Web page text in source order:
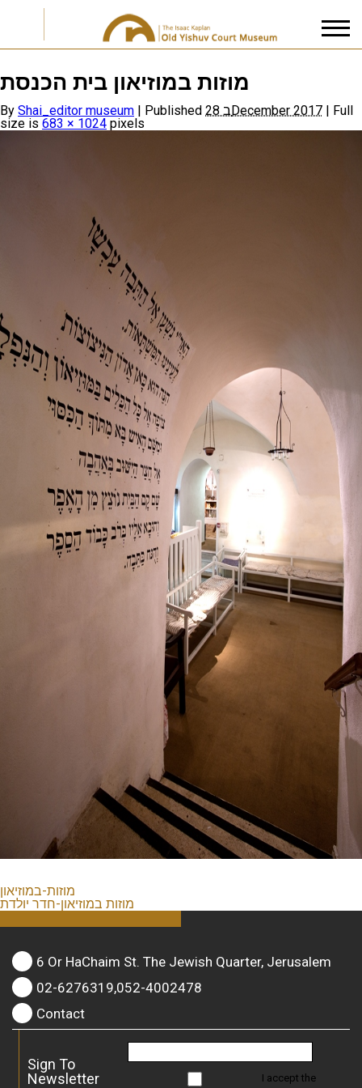
Privacy Policy
מוזות במוזיאון בית הכנסת
By Shai_editor museum | Published 28 בDecember 2017 | Full
size is 683 × 1024 pixels
מוזות-במוזיאון
מוזות במוזיאון-חדר יולדת
6 Or HaChaim St. The Jewish Quarter, Jerusalem
02-6276319,052-4002478
Contact
Sign To
Newsletter
I accept the